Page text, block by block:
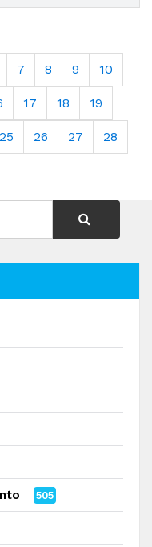
7 8 9 10
17 18 19
25 26 27 28
505